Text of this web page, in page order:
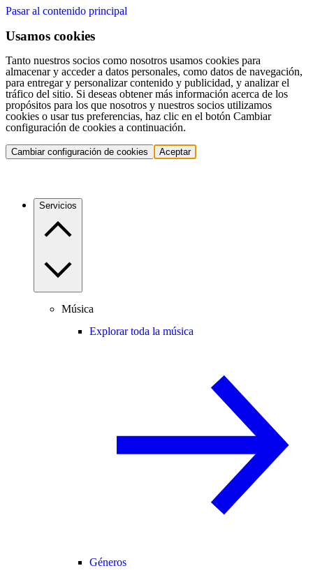
Pasar al contenido principal
Usamos cookies
Tanto nuestros socios como nosotros usamos cookies para
almacenar y acceder a datos personales, como datos de navegación,
para entregar y personalizar contenido y publicidad, y analizar el
tráfico del sitio. Si deseas obtener más información acerca de los
propósitos para los que nosotros y nuestros socios utilizamos
cookies o usar tus preferencias, haz clic en el botón Cambiar
configuración de cookies a continuación.
Cambiar configuración de cookies Aceptar
Servicios
Música
Explorar toda la música
Géneros